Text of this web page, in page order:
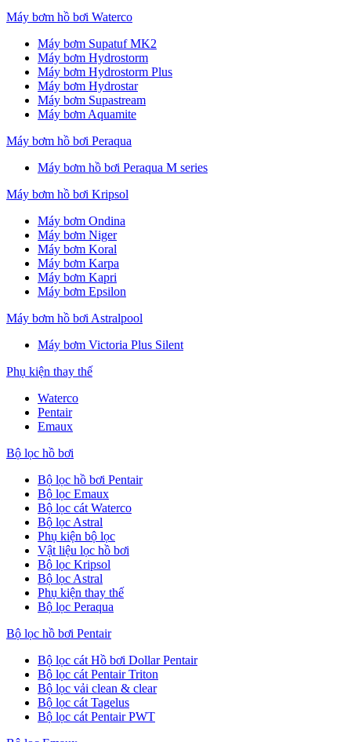
Máy bơm hồ bơi Waterco
Máy bơm Supatuf MK2
Máy bơm Hydrostorm
Máy bơm Hydrostorm Plus
Máy bơm Hydrostar
Máy bơm Supastream
Máy bơm Aquamite
Máy bơm hồ bơi Peraqua
Máy bơm hồ bơi Peraqua M series
Máy bơm hồ bơi Kripsol
Máy bơm Ondina
Máy bơm Niger
Máy bơm Koral
Máy bơm Karpa
Máy bơm Kapri
Máy bơm Epsilon
Máy bơm hồ bơi Astralpool
Máy bơm Victoria Plus Silent
Phụ kiện thay thế
Waterco
Pentair
Emaux
Bộ lọc hồ bơi
Bộ lọc hồ bơi Pentair
Bộ lọc Emaux
Bộ lọc cát Waterco
Bộ lọc Astral
Phụ kiện bộ lọc
Vật liệu lọc hồ bơi
Bộ lọc Kripsol
Bộ lọc Astral
Phụ kiện thay thế
Bộ lọc Peraqua
Bộ lọc hồ bơi Pentair
Bộ lọc cát Hồ bơi Dollar Pentair
Bộ lọc cát Pentair Triton
Bộ lọc vải clean & clear
Bộ lọc cát Tagelus
Bộ lọc cát Pentair PWT